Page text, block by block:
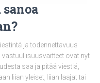
ja todennettavuus
vastuullisuusväitteet ovat nyt
saa ja pitää viestiä,
liian yleiset, liian laajat tai